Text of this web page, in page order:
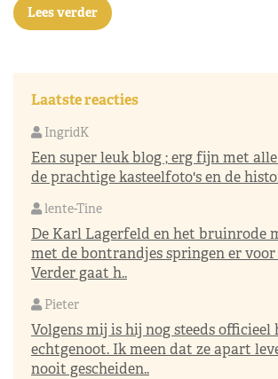
Lees verder
Laatste reacties
IngridK
Een super leuk blog ; erg fijn met
de prachtige kasteelfoto's en de
lente-Tine
De Karl Lagerfeld en het bruinrode
met de bontrandjes springen er
Verder gaat h..
Pieter
Volgens mij is hij nog steeds officieel
echtgenoot. Ik meen dat ze apart
nooit gescheiden..